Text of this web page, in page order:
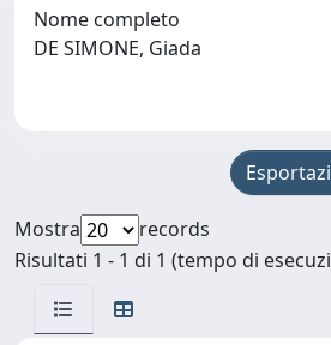
Nome completo
DE SIMONE, Giada
Mostra
records
Risultati 1 - 1 di 1 (tempo di